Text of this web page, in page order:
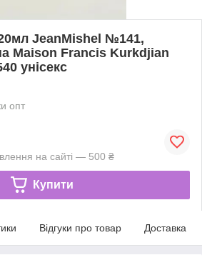
JeanMishel №141,
Maison Francis Kurkdjian
унісекс
опт
на сайті — 500 ₴
Купити
Відгуки про товар Доставка